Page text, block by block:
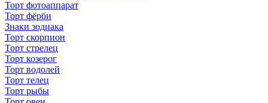
Торт фотоаппарат
Торт фёрби
Знаки зодиака
Торт скорпион
Торт стрелец
Торт козерог
Торт водолей
Торт телец
Торт рыбы